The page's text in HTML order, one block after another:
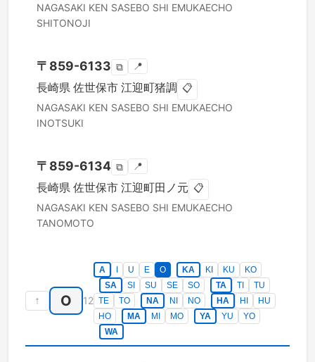
NAGASAKI KEN SASEBO SHI EMUKAECHO
SHITONOJI
〒 859-6133 ⧉ 📍
長崎県 佐世保市 江迎町猪調 📋
NAGASAKI KEN SASEBO SHI EMUKAECHO
INOTSUKI
〒 859-6134 ⧉ 📍
長崎県 佐世保市 江迎町田ノ元 📋
NAGASAKI KEN SASEBO SHI EMUKAECHO
TANOMOTO
↑ O 12
A U E O KA KI KU
KO
SA
SI SU SE SO TA TI
TU
TE
TO NA NI NO HA HI
HU
HO
MA MI MO YA YU
YO
WA